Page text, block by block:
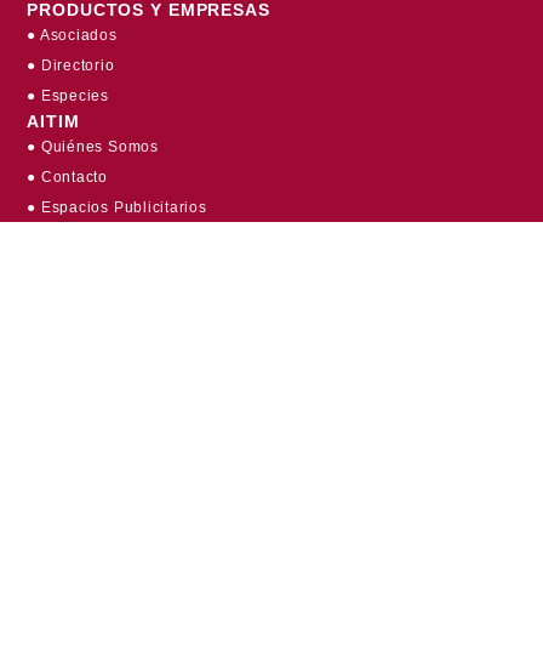
PRODUCTOS Y EMPRESAS
● Asociados
● Directorio
● Especies
AITIM
● Quiénes Somos
● Contacto
● Espacios Publicitarios